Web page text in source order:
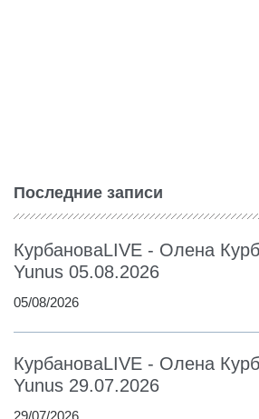
Последние записи
КурбановаLIVE - Олена
Yunus 05.08.2026
05/08/2026
КурбановаLIVE - Олена
Yunus 29.07.2026
29/07/2026